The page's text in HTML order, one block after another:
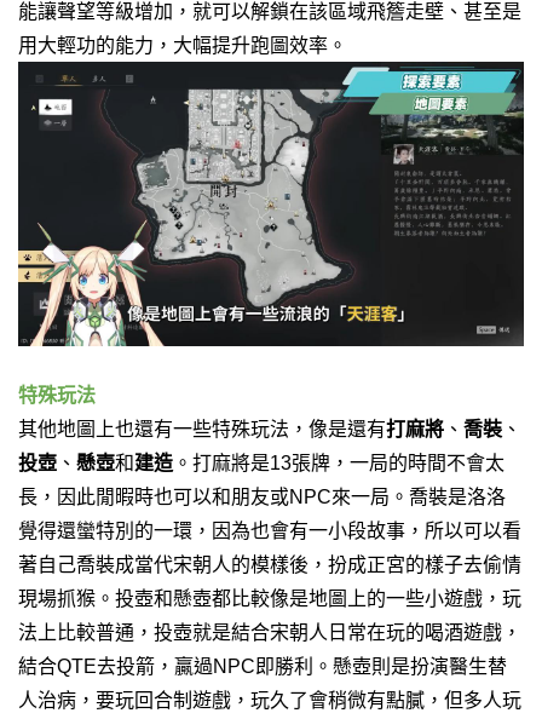
能讓聲望等級增加，就可以解鎖在該區域飛簷走壁、甚至是
用大輕功的能力，大幅提升跑圖效率。
特殊玩法
其他地圖上也還有一些特殊玩法，像是還有打麻將 、 喬裝 、
投壺 、 懸壺和建造 。 打麻將是13張牌，一局的時間不會太
長，因此閒暇時也可以和朋友或NPC來一局。 喬裝是洛洛
覺得還蠻特別的一環，因為也會有一小段故事，所以可以看
著自己喬裝成當代宋朝人的模樣後，扮成正宮的樣子去偷情
現場抓猴。 投壺和懸壺都比較像是地圖上的一些小遊戲，玩
法上比較普通，投壺就是結合宋朝人日常在玩的喝酒遊戲，
結合QTE去投箭，贏過NPC即勝利。 懸壺則是扮演醫生替
人治病，要玩回合制遊戲，玩久了會稍微有點膩，但多人玩